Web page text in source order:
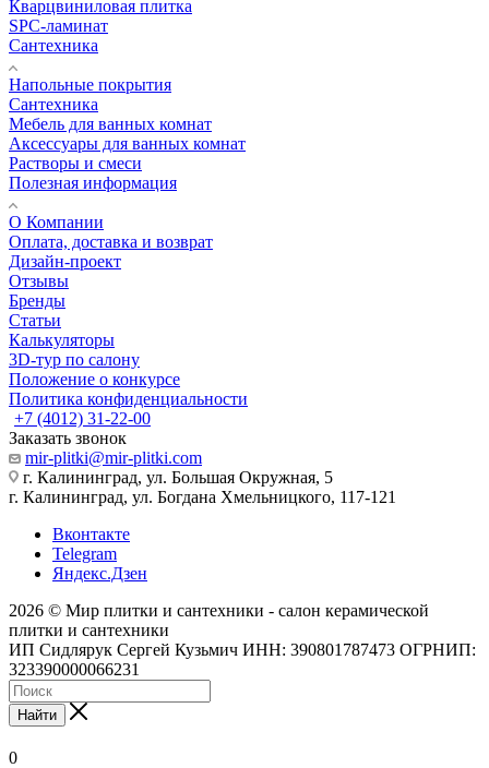
Кварцвиниловая плитка
SPC-ламинат
Сантехника
Напольные покрытия
Сантехника
Мебель для ванных комнат
Аксессуары для ванных комнат
Растворы и смеси
Полезная информация
О Компании
Оплата, доставка и возврат
Дизайн-проект
Отзывы
Бренды
Статьи
Калькуляторы
3D-тур по салону
Положение о конкурсе
Политика конфиденциальности
+7 (4012) 31-22-00
Заказать звонок
mir-plitki@mir-plitki.com
г. Калининград, ул. Большая Окружная, 5
г. Калининград, ул. Богдана Хмельницкого, 117-121
Вконтакте
Telegram
Яндекс.Дзен
2026 © Мир плитки и сантехники - салон керамической
плитки и сантехники
ИП Сидлярук Сергей Кузьмич ИНН: 390801787473 ОГРНИП:
323390000066231
Найти
0